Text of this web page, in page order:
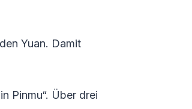
Yuan. Damit
Pinmu“. Über drei